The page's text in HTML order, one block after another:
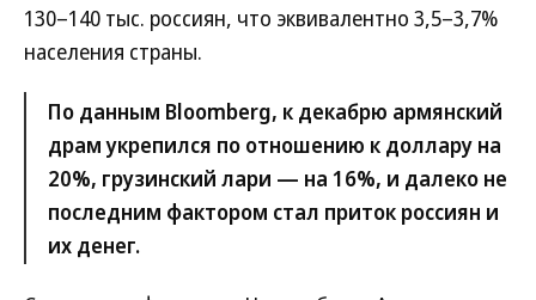
130–140 тыс. россиян, что эквивалентно 3,5–3,7%
населения страны.
По данным Bloomberg, к декабрю армянский
драм укрепился по отношению к доллару на
20%, грузинский лари — на 16%, и далеко не
последним фактором стал приток россиян и
их денег.